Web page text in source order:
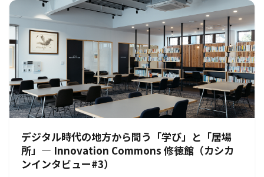
デジタル時代の地方から問う「学び」と「居場
所」― Innovation Commons 修徳館（カシカ
ンインタビュー#3）